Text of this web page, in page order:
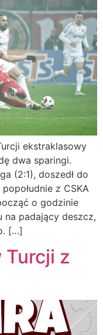
ekstraklasowy
dwa sparingi.
(2:1), doszedł do
z CSKA
o godzinie
na padający deszcz,
[…]
Turcji z